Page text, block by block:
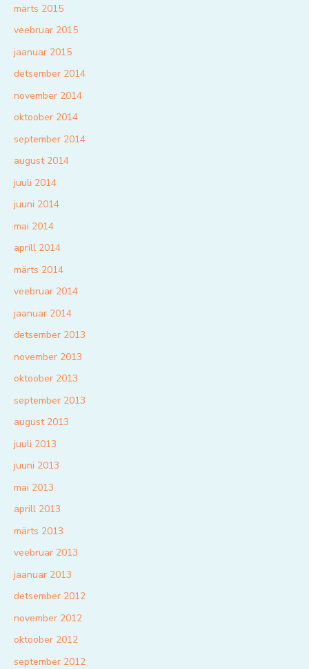
märts 2015
veebruar 2015
jaanuar 2015
detsember 2014
november 2014
oktoober 2014
september 2014
august 2014
juuli 2014
juuni 2014
mai 2014
aprill 2014
märts 2014
veebruar 2014
jaanuar 2014
detsember 2013
november 2013
oktoober 2013
september 2013
august 2013
juuli 2013
juuni 2013
mai 2013
aprill 2013
märts 2013
veebruar 2013
jaanuar 2013
detsember 2012
november 2012
oktoober 2012
september 2012